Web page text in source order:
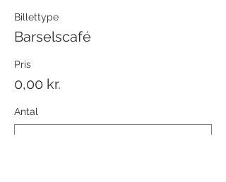
Billettype
Barselscafé
Pris
0,00 kr.
Antal